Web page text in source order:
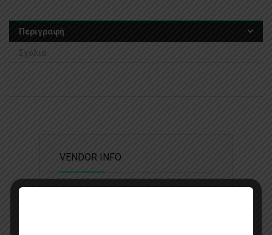
Περιγραφή
Σχόλια
VENDOR INFO